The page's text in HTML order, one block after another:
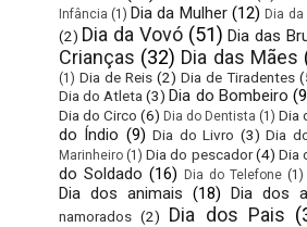
Infância (1) Dia da Mulher (12) Dia da
(2) Dia da Vovó (51) Dia das
Crianças (32) Dia das Mães
(1) Dia de Reis (2) Dia de Tiradentes
Dia do Atleta (3) Dia do Bombeiro
Dia do Circo (6) Dia do Dentista (1) Dia
do Índio (9) Dia do Livro (3) Dia
Marinheiro (1) Dia do pescador (4) Dia
do Soldado (16) Dia do Telefone (1)
Dia dos animais (18) Dia dos
namorados (2) Dia dos Pais